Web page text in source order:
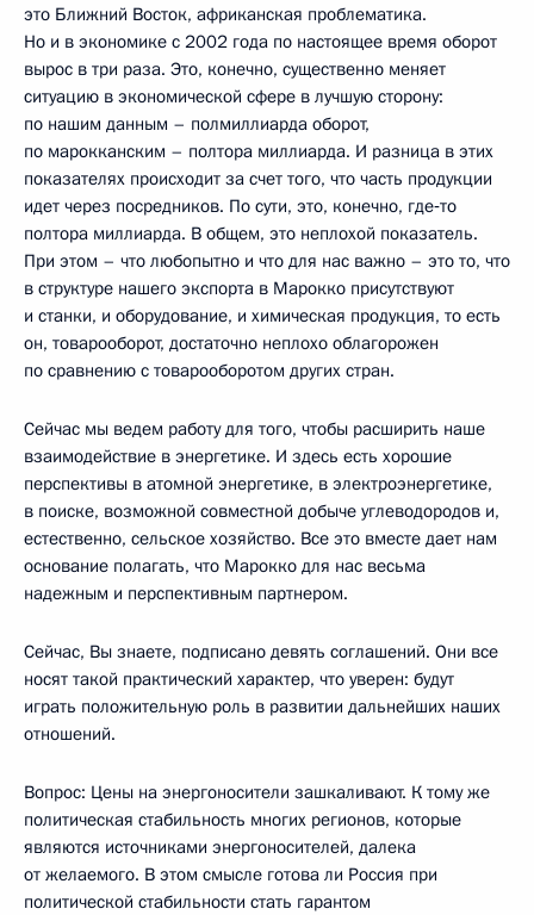
это Ближний Восток, африканская проблематика.
Но и в экономике с 2002 года по настоящее время оборот
вырос в три раза. Это, конечно, существенно меняет
ситуацию в экономической сфере в лучшую сторону:
по нашим данным – полмиллиарда оборот,
по марокканским – полтора миллиарда. И разница в этих
показателях происходит за счет того, что часть продукции
идет через посредников. По сути, это, конечно, где‑то
полтора миллиарда. В общем, это неплохой показатель.
При этом – что любопытно и что для нас важно – это то, что
в структуре нашего экспорта в Марокко присутствуют
и станки, и оборудование, и химическая продукция, то есть
он, товарооборот, достаточно неплохо облагорожен
по сравнению с товарооборотом других стран.
Сейчас мы ведем работу для того, чтобы расширить наше
взаимодействие в энергетике. И здесь есть хорошие
перспективы в атомной энергетике, в электроэнергетике,
в поиске, возможной совместной добыче углеводородов и,
естественно, сельское хозяйство. Все это вместе дает нам
основание полагать, что Марокко для нас весьма
надежным и перспективным партнером.
Сейчас, Вы знаете, подписано девять соглашений. Они все
носят такой практический характер, что уверен: будут
играть положительную роль в развитии дальнейших наших
отношений.
Вопрос: Цены на энергоносители зашкаливают. К тому же
политическая стабильность многих регионов, которые
являются источниками энергоносителей, далека
от желаемого. В этом смысле готова ли Россия при
политической стабильности стать гарантом